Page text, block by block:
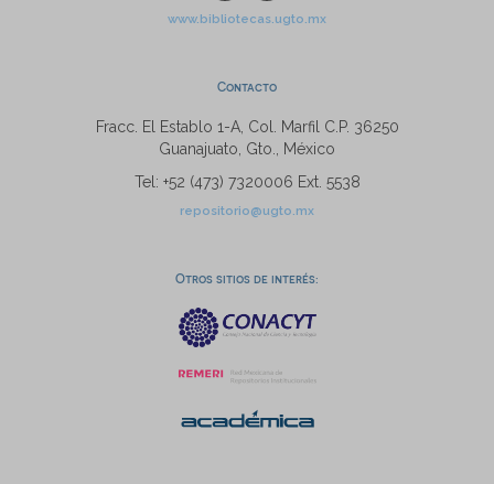
www.bibliotecas.ugto.mx
Contacto
Fracc. El Establo 1-A, Col. Marfil C.P. 36250
Guanajuato, Gto., México
Tel: +52 (473) 7320006 Ext. 5538
repositorio@ugto.mx
Otros sitios de interés: